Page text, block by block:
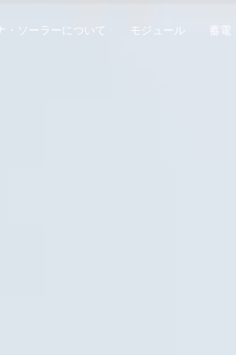
・ソーラーについて モジュール 蓄電